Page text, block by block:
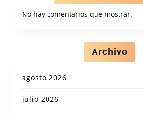
No hay comentarios que mostrar.
Archivo
agosto 2026
julio 2026